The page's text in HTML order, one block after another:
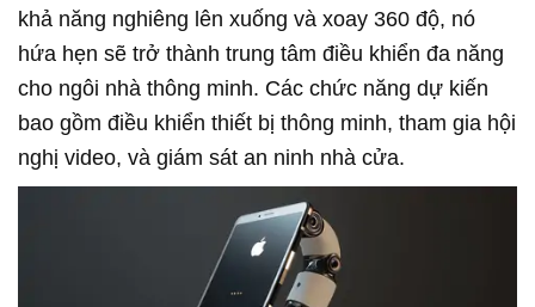
khả năng nghiêng lên xuống và xoay 360 độ, nó
hứa hẹn sẽ trở thành trung tâm điều khiển đa năng
cho ngôi nhà thông minh. Các chức năng dự kiến
bao gồm điều khiển thiết bị thông minh, tham gia hội
nghị video, và giám sát an ninh nhà cửa.